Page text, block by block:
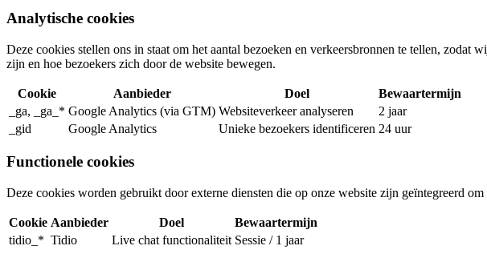
Analytische cookies
Deze cookies stellen ons in staat om het aantal bezoeken en verkeersbronnen te tellen,
zijn en hoe bezoekers zich door de website bewegen.
Cookie Aanbieder Doel
Bewaartermijn
_ga, _ga_* Google Analytics (via GTM) Websiteverkeer analyseren
2 jaar
_gid
Google Analytics Unieke bezoekers identificeren 24 uur
Functionele cookies
Deze cookies worden gebruikt door externe diensten die op onze website zijn geïntegreerd
Cookie Aanbieder Doel
Bewaartermijn
tidio_* Tidio Live chat functionaliteit Sessie / 1 jaar